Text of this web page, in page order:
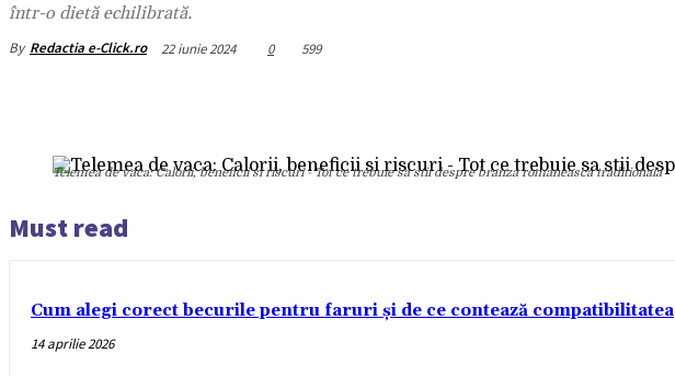
într-o dietă echilibrată.
By Redactia e-Click.ro 22 iunie 2024 0 599
Telemea de vaca: Calorii, beneficii si riscuri - Tot ce trebuie sa stii despre branza romaneasca traditionala
Must read
Cum alegi corect becurile pentru faruri și de ce contează compatibilitatea
14 aprilie 2026